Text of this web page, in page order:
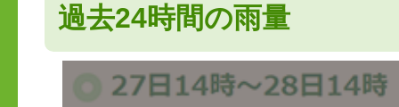
過去24時間の雨量